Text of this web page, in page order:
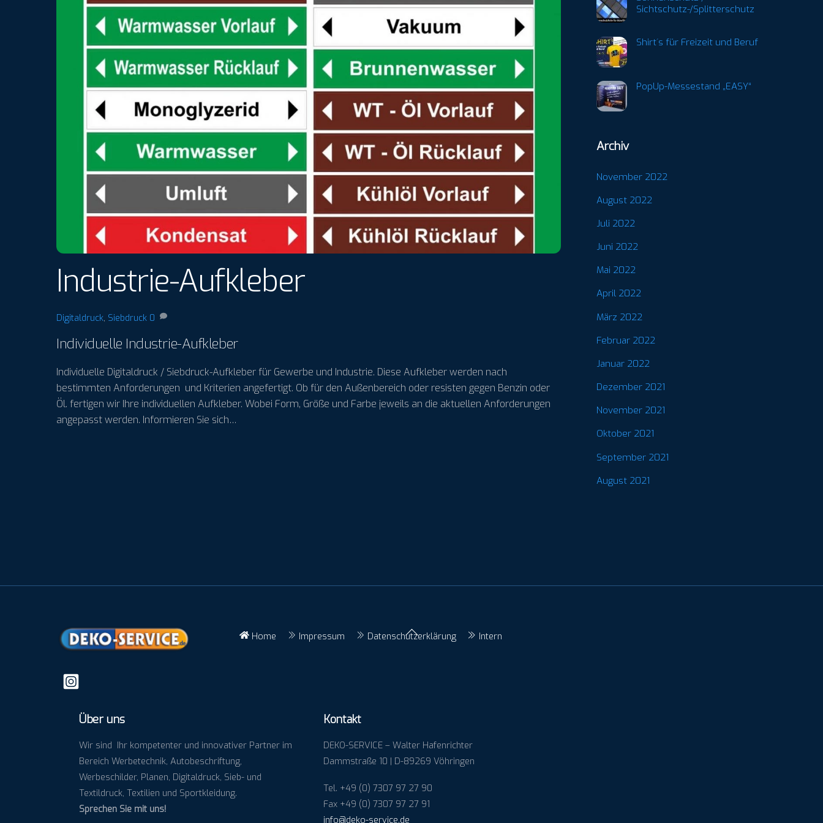
Industrie-Aufkleber
Digitaldruck, Siebdruck 0
Individuelle Industrie-Aufkleber
Individuelle Digitaldruck / Siebdruck-Aufkleber für Gewerbe und Industrie. Diese Aufkleber werden nach
bestimmten Anforderungen und Kriterien angefertigt. Ob für den Außenbereich oder resisten gegen Benzin oder
Öl. fertigen wir Ihre individuellen Aufkleber. Wobei Form, Größe und Farbe jeweils an die aktuellen Anforderungen
angepasst werden. Informieren Sie sich…
Sichtschutz-/Splitterschutz
Shirt´s für Freizeit und Beruf
PopUp-Messestand „EASY“
Archiv
November 2022
August 2022
Juli 2022
Juni 2022
Mai 2022
April 2022
März 2022
Februar 2022
Januar 2022
Dezember 2021
November 2021
Oktober 2021
September 2021
August 2021
Back
Home Impressum Datenschutzerklärung Intern
Über uns
Wir sind Ihr kompetenter und innovativer Partner im
Bereich Werbetechnik, Autobeschriftung,
Werbeschilder, Planen, Digitaldruck, Sieb- und
Textildruck, Textilien und Sportkleidung.
Sprechen Sie mit uns!
Kontakt
DEKO-SERVICE – Walter Hafenrichter
Dammstraße 10 | D-89269 Vöhringen
Tel. +49 (0) 7307 97 27 90
Fax +49 (0) 7307 97 27 91
info@deko-service.de